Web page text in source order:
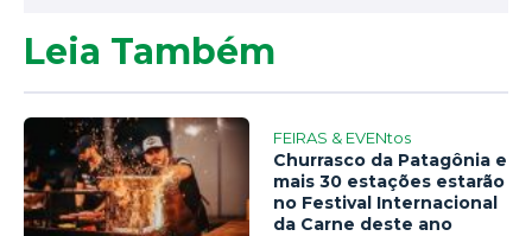
Leia Também
FEIRAS & EVENtos
Churrasco da Patagônia e
mais 30 estações estarão
no Festival Internacional
da Carne deste ano